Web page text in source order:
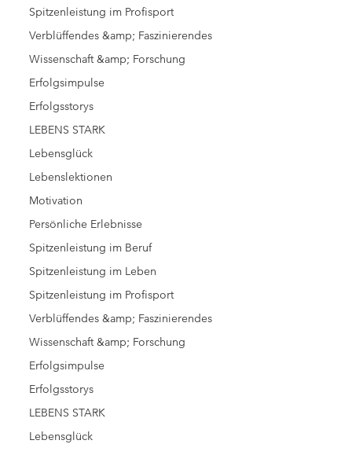
Spitzenleistung im Profisport
Verblüffendes &amp; Faszinierendes
Wissenschaft &amp; Forschung
Erfolgsimpulse
Erfolgsstorys
LEBENS STARK
Lebensglück
Lebenslektionen
Motivation
Persönliche Erlebnisse
Spitzenleistung im Beruf
Spitzenleistung im Leben
Spitzenleistung im Profisport
Verblüffendes &amp; Faszinierendes
Wissenschaft &amp; Forschung
Erfolgsimpulse
Erfolgsstorys
LEBENS STARK
Lebensglück